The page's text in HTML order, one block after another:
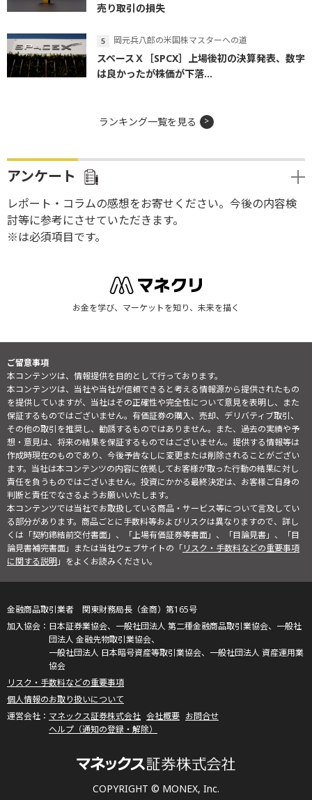
売り取引の損失
岡元兵八郎の米国株マスターへの道
スペースＸ［SPCX］上場後初の決算発表、数字
は良かったが株価が下落...
ランキング一覧を見る
アンケート
レポート・コラムの感想をお寄せください。今後の内容検
討等に参考にさせていただきます。
※は必須項目です。
お金を学び、マーケットを知り、未来を描く
ご留意事項
本コンテンツは、情報提供を目的として行っております。
本コンテンツは、当社や当社が信頼できると考える情報源から提供されたもの
を提供していますが、当社はその正確性や完全性について意見を表明し、また
保証するものではございません。有価証券の購入、売却、デリバティブ取引、
その他の取引を推奨し、勧誘するものではありません。また、過去の実績や予
想・意見は、将来の結果を保証するものではございません。提供する情報等は
作成時現在のものであり、今後予告なしに変更または削除されることがござい
ます。当社は本コンテンツの内容に依拠してお客様が取った行動の結果に対し
責任を負うものではございません。投資にかかる最終決定は、お客様ご自身の
判断と責任でなさるようお願いいたします。
本コンテンツでは当社でお取扱している商品・サービス等について言及してい
る部分があります。商品ごとに手数料等およびリスクは異なりますので、詳し
くは「契約締結前交付書面」、「上場有価証券等書面」、「目論見書」、「目
論見書補完書面」または当社ウェブサイトの「リスク・手数料などの重要事項
に関する説明」をよくお読みください。
COPYRIGHT © MONEX, Inc.
金融商品取引業者 関東財務局長（金商）第165号
日本証券業協会、一般社団法人 第二種金融商品取引業協会、一般社
団法人 金融先物取引業協会、
一般社団法人 日本暗号資産等取引業協会、一般社団法人 資産運用業
協会
リスク・手数料などの重要事項
個人情報のお取り扱いについて
マネックス証券株式会社 会社概要 お問合せ
ヘルプ（通知の登録・解除）